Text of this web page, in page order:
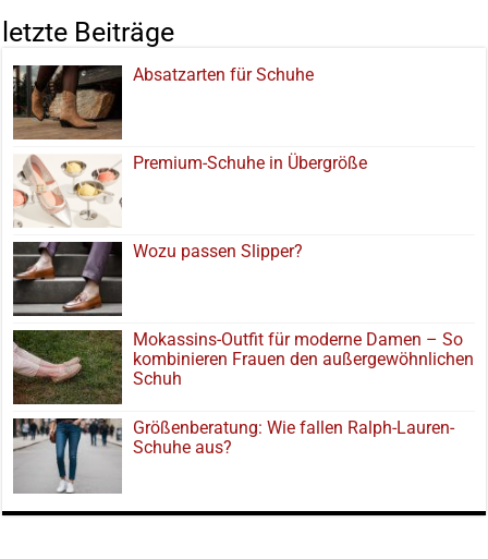
letzte Beiträge
Absatzarten für Schuhe
Premium-Schuhe in Übergröße
Wozu passen Slipper?
Mokassins-Outfit für moderne Damen – So
kombinieren Frauen den außergewöhnlichen
Schuh
Größenberatung: Wie fallen Ralph-Lauren-
Schuhe aus?